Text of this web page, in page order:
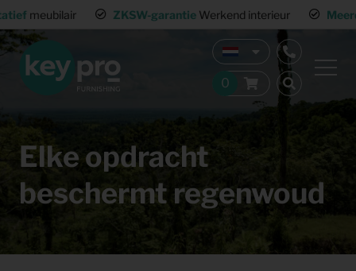
garantie Werkend interieur Meerdere warehouses
Elke opdracht
beschermt regenwoud